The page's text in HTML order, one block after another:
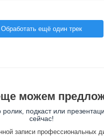
Обработать ещё один трек
можем
ролик, подкаст или
сейчас!
записи профессиональных